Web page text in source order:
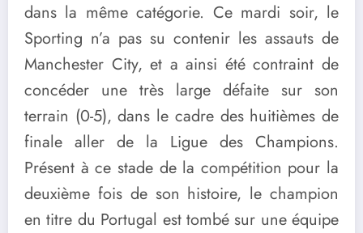
dans la même catégorie. Ce mardi soir, le
Sporting n’a pas su contenir les assauts de
Manchester City, et a ainsi été contraint de
concéder une très large défaite sur son
terrain (0-5), dans le cadre des huitièmes de
finale aller de la Ligue des Champions.
Présent à ce stade de la compétition pour la
deuxième fois de son histoire, le champion
en titre du Portugal est tombé sur une équipe